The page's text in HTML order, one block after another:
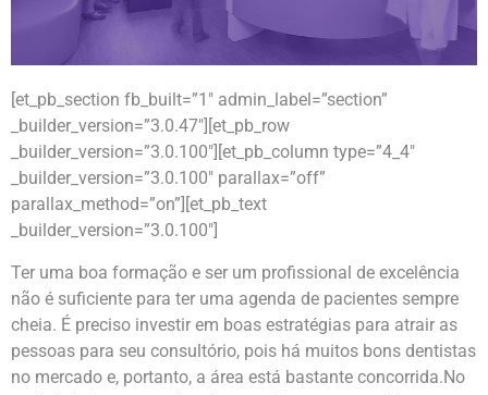
[et_pb_section fb_built=”1″ admin_label=”section”
_builder_version=”3.0.47″][et_pb_row
_builder_version=”3.0.100″][et_pb_column type=”4_4″
_builder_version=”3.0.100″ parallax=”off”
parallax_method=”on”][et_pb_text
_builder_version=”3.0.100″]
Ter uma boa formação e ser um profissional de excelência
não é suficiente para ter uma agenda de pacientes sempre
cheia. É preciso investir em boas estratégias para atrair as
pessoas para seu consultório, pois há muitos bons dentistas
no mercado e, portanto, a área está bastante concorrida.No